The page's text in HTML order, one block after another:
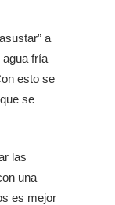
a
fría
esto se
se
las
una
es mejor